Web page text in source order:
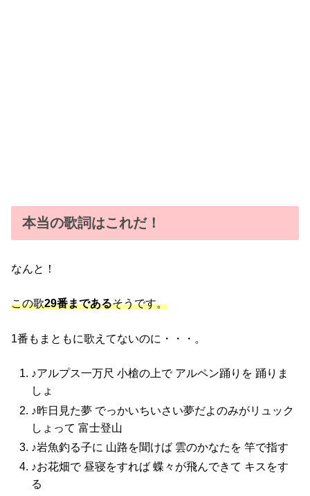
本当の歌詞はこれだ！
なんと！
この歌29番まであるそうです。
1番もまともに歌えてないのに・・・。
♪アルプス一万尺 小槍の上で アルペン踊りを 踊りま
しょ
♪昨日見た夢 でっかいちいさい夢だよのみがリュック
しょって 富士登山
♪岩魚釣る子に 山路を聞けば 雲のかなたを 竿で指す
♪お花畑で 昼寝をすれば 蝶々が飛んできて キスをす
る